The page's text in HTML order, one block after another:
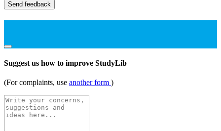
Send feedback
Suggest us how to improve StudyLib
(For complaints, use another form )